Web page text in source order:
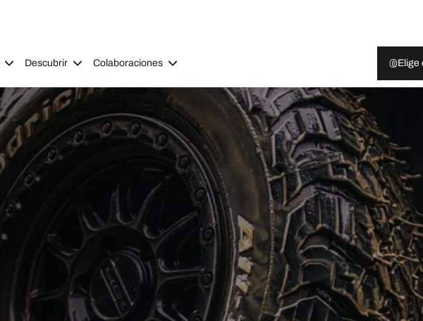
Descubrir Colaboraciones Elige